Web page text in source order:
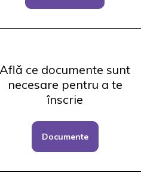
Află ce documente sunt
necesare pentru a te
înscrie
Documente